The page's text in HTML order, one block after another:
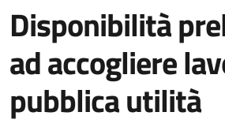
Disponibilità
ad accogliere
pubblica utilità